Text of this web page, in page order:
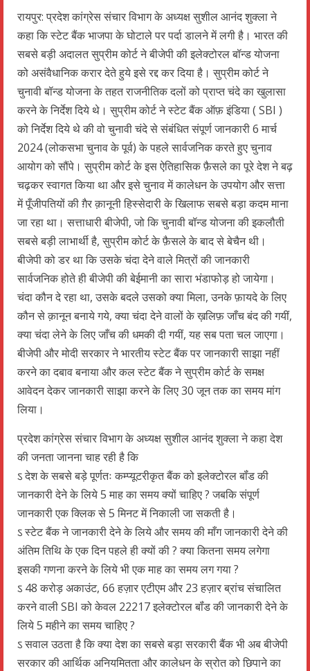
WhatsApp
Telegram
Facebook
Twitter
Email
रायपुर: प्रदेश कांग्रेस संचार विभाग के अध्यक्ष सुशील आनंद शुक्ला ने
कहा कि स्टेट बैंक भाजपा के घोटाले पर पर्दा डालने में लगी है। भारत की
सबसे बड़ी अदालत सुप्रीम कोर्ट ने बीजेपी की इलेक्टोरल बॉन्ड योजना
को असंवैधानिक करार देते हुये इसे रद्द कर दिया है। सुप्रीम कोर्ट ने
चुनावी बॉन्ड योजना के तहत राजनीतिक दलों को प्राप्त चंदे का खुलासा
करने के निर्देश दिये थे। सुप्रीम कोर्ट ने स्टेट बैंक ऑफ़ इंडिया ( SBI )
को निर्देश दिये थे की वो चुनावी चंदे से संबंधित संपूर्ण जानकारी 6 मार्च
2024 (लोकसभा चुनाव के पूर्व) के पहले सार्वजनिक करते हुए चुनाव
आयोग को सौंपे। सुप्रीम कोर्ट के इस ऐतिहासिक फ़ैसले का पूरे देश ने बढ़
चढ़कर स्वागत किया था और इसे चुनाव में कालेधन के उपयोग और सत्ता
में पूँजीपतियों की ग़ैर क़ानूनी हिस्सेदारी के खिलाफ सबसे बड़ा कदम माना
जा रहा था। सत्ताधारी बीजेपी, जो कि चुनावी बॉन्ड योजना की इकलौती
सबसे बड़ी लाभार्थी है, सुप्रीम कोर्ट के फ़ैसले के बाद से बेचैन थी।
बीजेपी को डर था कि उसके चंदा देने वाले मित्रों की जानकारी
सार्वजनिक होते ही बीजेपी की बेईमानी का सारा भंडाफोड़ हो जायेगा।
चंदा कौन दे रहा था, उसके बदले उसको क्या मिला, उनके फ़ायदे के लिए
कौन से क़ानून बनाये गये, क्या चंदा देने वालों के ख़लिफ़ जाँच बंद की गयीं,
क्या चंदा लेने के लिए जाँच की धमकी दी गयीं, यह सब पता चल जाएगा।
बीजेपी और मोदी सरकार ने भारतीय स्टेट बैंक पर जानकारी साझा नहीं
करने का दबाव बनाया और कल स्टेट बैंक ने सुप्रीम कोर्ट के समक्ष
आवेदन देकर जानकारी साझा करने के लिए 30 जून तक का समय मांग
लिया।
प्रदेश कांग्रेस संचार विभाग के अध्यक्ष सुशील आनंद शुक्ला ने कहा देश
की जनता जानना चाह रही है कि
ऽ देश के सबसे बड़े पूर्णतः कम्प्यूटरीकृत बैंक को इलेक्टोरल बॉंड की
जानकारी देने के लिये 5 माह का समय क्यों चाहिए ? जबकि संपूर्ण
जानकारी एक क्लिक से 5 मिनट में निकाली जा सकती है।
ऽ स्टेट बैंक ने जानकारी देने के लिये और समय की माँग जानकारी देने की
अंतिम तिथि के एक दिन पहले ही क्यों की ? क्या कितना समय लगेगा
इसकी गणना करने के लिये भी एक माह का समय लग गया ?
ऽ 48 करोड़ अकाउंट, 66 हज़ार एटीएम और 23 हज़ार ब्रांच संचालित
करने वाली SBI को केवल 22217 इलेक्टोरल बॉंड की जानकारी देने के
लिये 5 महीने का समय चाहिए ?
ऽ सवाल उठता है कि क्या देश का सबसे बड़ा सरकारी बैंक भी अब बीजेपी
सरकार की आर्थिक अनियमितता और कालेधन के स्रोत को छिपाने का